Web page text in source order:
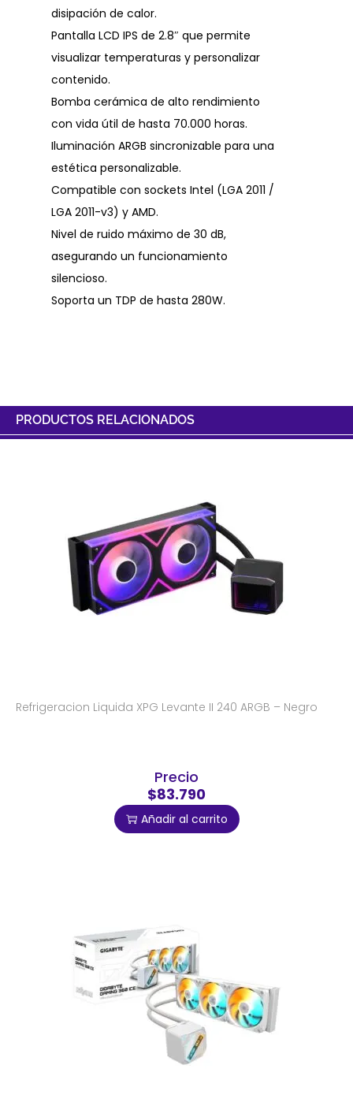
disipación de calor.
Pantalla LCD IPS de 2.8″ que permite
visualizar temperaturas y personalizar
contenido.
Bomba cerámica de alto rendimiento
con vida útil de hasta 70.000 horas.
Iluminación ARGB sincronizable para una
estética personalizable.
Compatible con sockets Intel (LGA 2011 /
LGA 2011-v3) y AMD.
Nivel de ruido máximo de 30 dB,
asegurando un funcionamiento
silencioso.
Soporta un TDP de hasta 280W.
PRODUCTOS RELACIONADOS
Refrigeracion Liquida XPG Levante II 240 ARGB – Negro
Precio
$83.790
Añadir al carrito